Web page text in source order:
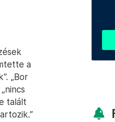
a
„Bor
talált